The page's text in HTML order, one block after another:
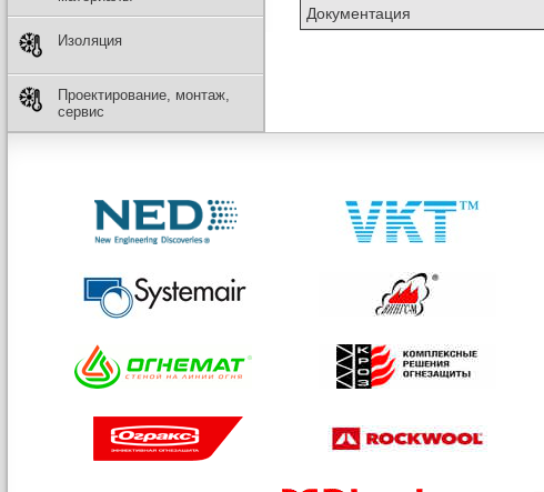
Изоляция
Проектирование, монтаж,
сервис
Документация